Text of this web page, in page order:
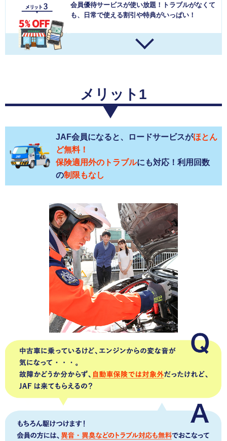
会員優待サービスが使い放題！
トラブルがなくて
も、日常で使える割引や特典がいっぱい！
メリット1
JAF会員になると、ロードサービスがほとん
ど無料！
保険適用外のトラブルにも対応！利用回数
の制限もなし